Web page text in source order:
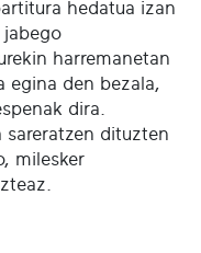
hedatua izan
jabego
harremanetan
egina den bezala,
dira.
dituzten
milesker